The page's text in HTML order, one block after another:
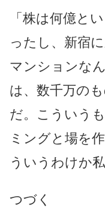
「株は何億と
ったし、新宿
マンションな
は、数千万の
だ。こういう
ミングと場を
ういうわけか
つづく